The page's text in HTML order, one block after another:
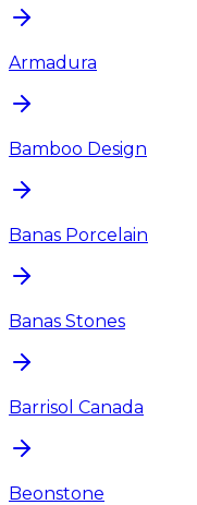
Armadura
Bamboo Design
Banas Porcelain
Banas Stones
Barrisol Canada
Beonstone